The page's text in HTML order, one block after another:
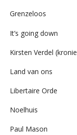
Grenzeloos
It’s going down
Kirsten Verdel
Land van ons
Libertaire Orde
Noelhuis
Paul Mason